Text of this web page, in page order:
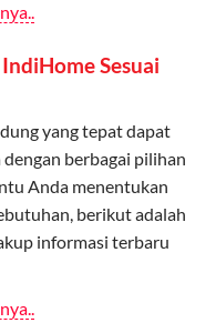
dalam negeri.
mendaftarkan anggota
website Telkomsel One.
anggota bisa langsung
Kontrak
data pelanggan, jenis
dipilih, serta syarat
ini dapat diubah
Sesuai
yang tepat dapat
berbagai pilihan
Anda menentukan
berikut adalah
informasi terbaru